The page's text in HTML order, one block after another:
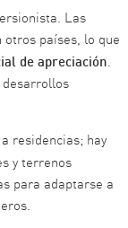
Las
países, lo que
de apreciación
residencias; hay
y terrenos
para adaptarse a